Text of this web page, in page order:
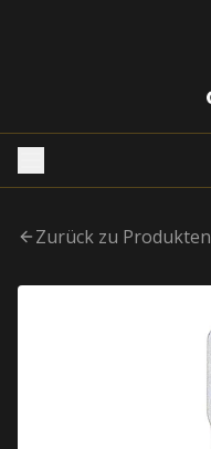
Zurück zu Produkten